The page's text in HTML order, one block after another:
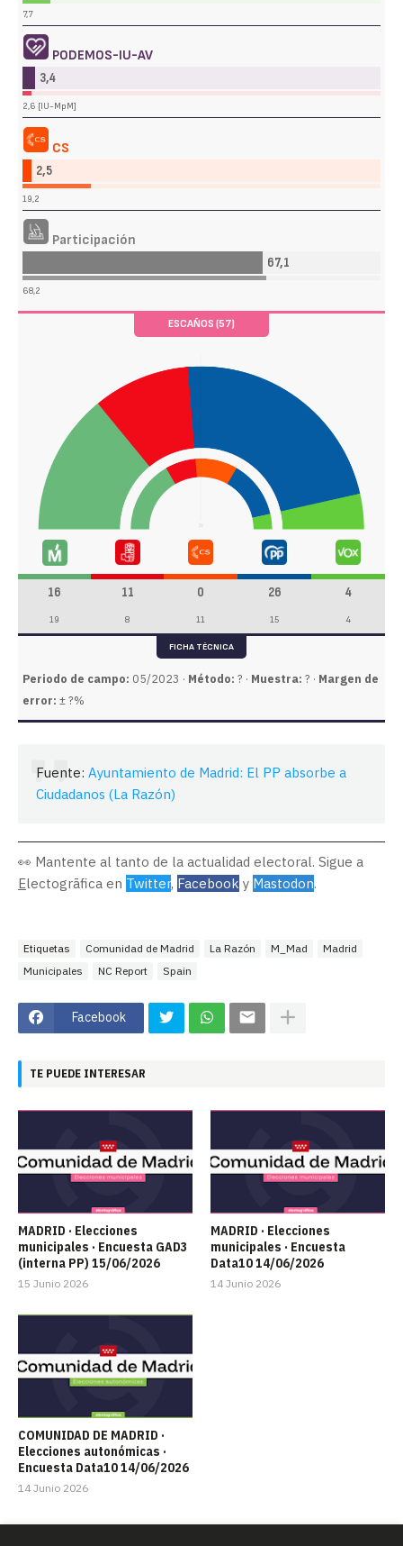
7,7
PODEMOS-IU-AV
3,4
2,6 [IU-MpM]
CS
2,5
19,2
Participación
67,1
68,2
ESCAÑOS (57)
16 11 0 26 4
19 8 11 15 4
FICHA TÉCNICA
Periodo de campo: 05/2023 · Método: ? · Muestra: ? · Margen de
error: ± ?%
Fuente: Ayuntamiento de Madrid: El PP absorbe a
Ciudadanos (La Razón)
👀 Mantente al tanto de la actualidad electoral. Sigue a
Electogrāfica en Twitter, Facebook y Mastodon.
Etiquetas Comunidad de Madrid La Razón M_Mad
Madrid
Municipales
NC Report Spain
Facebook
TE PUEDE INTERESAR
MADRID · Elecciones
municipales · Encuesta GAD3
(interna PP) 15/06/2026
15 Junio 2026
MADRID · Elecciones
municipales · Encuesta
Data10 14/06/2026
14 Junio 2026
COMUNIDAD DE MADRID ·
Elecciones autonómicas ·
Encuesta Data10 14/06/2026
14 Junio 2026